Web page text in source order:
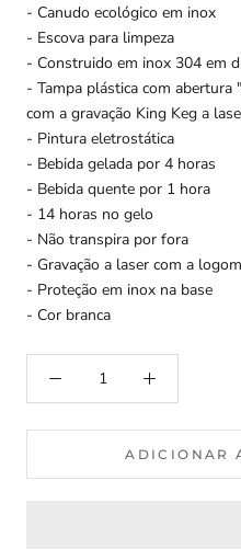
- Canudo ecológico em inox
- Escova para limpeza
- Construido em inox 304 em
- Tampa plástica com abertura
com a gravação King Keg a
- Pintura eletrostática
- Bebida gelada por 4 horas
- Bebida quente por 1 hora
- 14 horas no gelo
- Não transpira por fora
- Gravação a laser com a
- Proteção em inox na base
- Cor branca
ADICIONAR